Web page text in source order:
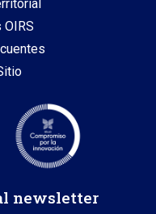
OIRS
newsletter